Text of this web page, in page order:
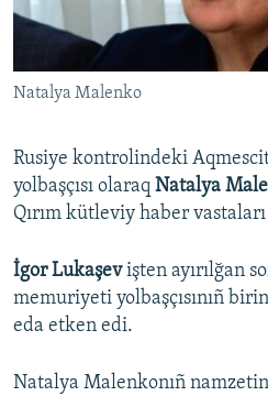
Русский
Українською
Natalya Malenko
Rusiye kontrolindeki
yolbaşçısı olaraq Natalya
Qırım kütleviy haber
İgor Lukaşevişten ayırılğan
memuriyeti yolbaşçısınıñ
eda etken edi.
Natalya Malenkonıñ